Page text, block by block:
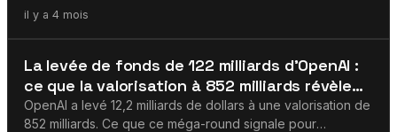
ce que ce changement de tarification signifie.
il y a 4 mois
OpenAI
La levée de fonds de 122 milliards d'OpenAI :
ce que la valorisation à 852 milliards révèle
sur l'IA d'entreprise
OpenAI a levé 12,2 milliards de dollars à une valorisation de
852 milliards. Ce que ce méga-round signale pour